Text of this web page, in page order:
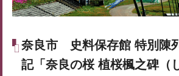
奈良市 史料保存館 特別陳
記「奈良の桜 植桜楓之碑（